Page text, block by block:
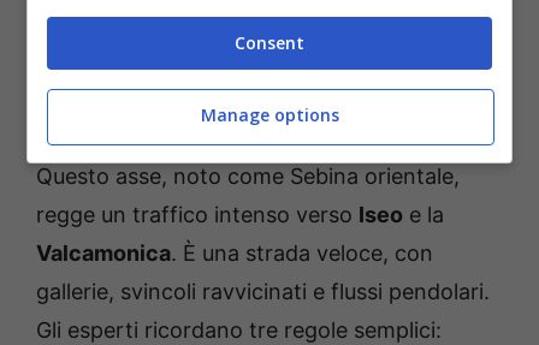
SP 510 e sicurezza: cosa
sappiamo davvero
Questo asse, noto come Sebina orientale,
regge un traffico intenso verso Iseo e la
Valcamonica. È una strada veloce, con
gallerie, svincoli ravvicinati e flussi pendolari.
Gli esperti ricordano tre regole semplici:
Consent
Manage options